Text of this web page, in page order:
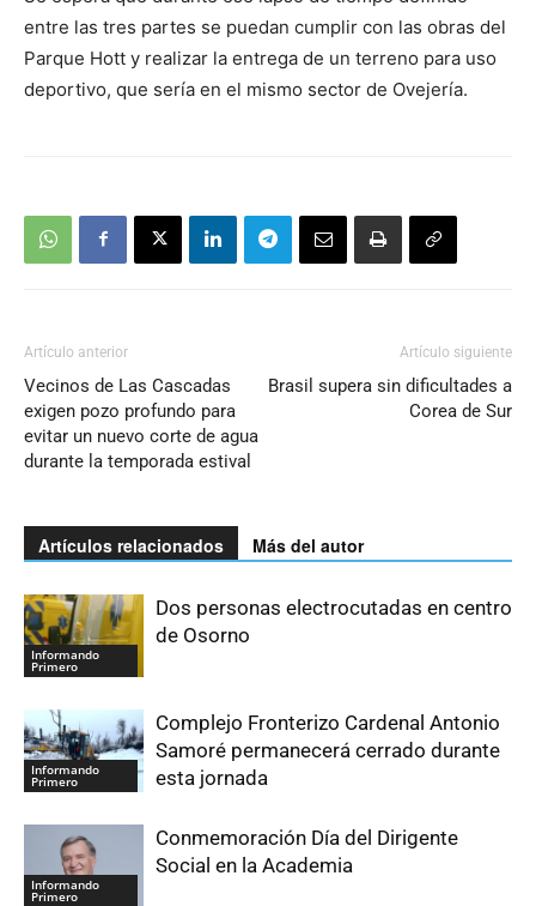
entre las tres partes se puedan cumplir con las obras del
Parque Hott y realizar la entrega de un terreno para uso
deportivo, que sería en el mismo sector de Ovejería.
Artículo anterior
Vecinos de Las Cascadas
exigen pozo profundo para
evitar un nuevo corte de agua
durante la temporada estival
Artículo siguiente
Brasil supera sin dificultades a
Corea de Sur
Artículos relacionados Más del autor
Informando
Primero
Dos personas electrocutadas en centro
de Osorno
Informando
Primero
Complejo Fronterizo Cardenal Antonio
Samoré permanecerá cerrado durante
esta jornada
Informando
Primero
Conmemoración Día del Dirigente
Social en la Academia